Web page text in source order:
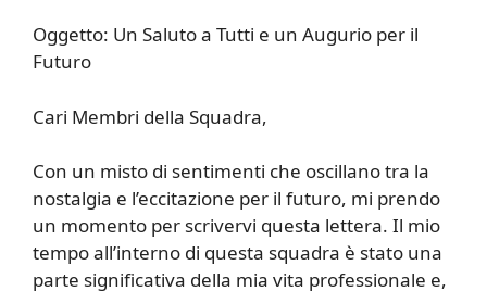
Oggetto: Un Saluto a Tutti e un Augurio per il
Futuro
Cari Membri della Squadra,
Con un misto di sentimenti che oscillano tra la
nostalgia e l’eccitazione per il futuro, mi prendo
un momento per scrivervi questa lettera. Il mio
tempo all’interno di questa squadra è stato una
parte significativa della mia vita professionale e,